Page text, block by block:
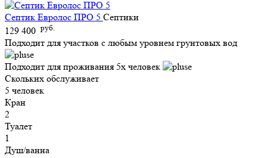
Септик Евролос ПРО 5 Септики
129 400 руб.
Подходит для участков с любым уровнем грунтовых вод
Подходит для проживания 5х человек
Скольких обслуживает
5 человек
Кран
2
Туалет
1
Душ/ванна